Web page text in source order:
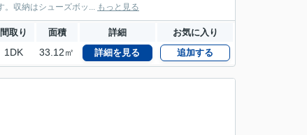
。収納はシューズボッ... もっと見る
間取り 面積 詳細 お気に入り
1DK 33.12㎡ 詳細を見る 追加する